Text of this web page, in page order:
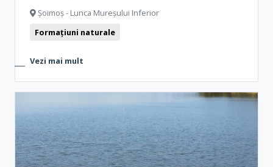
Șoimoș - Lunca Mureșului Inferior
Formațiuni naturale
Vezi mai mult